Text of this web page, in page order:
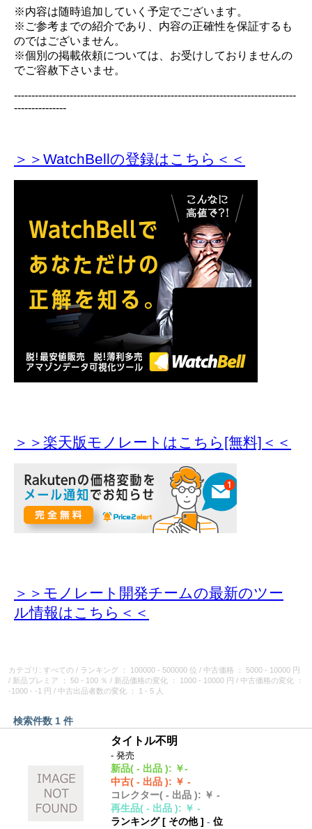
※内容は随時追加していく予定でございます。
※ご参考までの紹介であり、内容の正確性を保証するも
のではございません。
※個別の掲載依頼については、お受けしておりませんの
でご容赦下さいませ。
---------------------------------------------------------------------------------
---------------
＞＞WatchBellの登録はこちら＜＜
＞＞楽天版モノレートはこちら[無料]＜＜
＞＞モノレート開発チームの最新のツー
ル情報はこちら＜＜
カテゴリ: すべての / ランキング ： 100000 - 500000 位 / 中古価格
： 5000 - 10000 円
/ 新品プレミア ： 50 - 100 ％ / 新品価格の変化 ： 1000 - 10000 円 / 中古価格の変化
：
-1000 - -1 円
/ 中古出品者数の変化 ： 1 - 5 人
検索件数 1 件
タイトル不明
- 発売
新品( - 出品 ): ￥-
中古( - 出品 ): ￥ -
コレクター( - 出品 ): ￥ -
再生品( - 出品 ): ￥ -
ランキング [ その他]- 位